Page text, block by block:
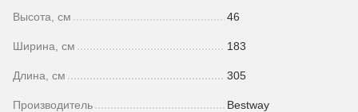
Высота, см 46
Ширина, см 183
Длина, см 305
Производитель Bestway